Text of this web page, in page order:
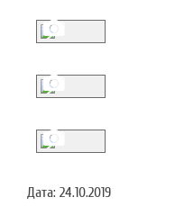
Дата: 24.10.2019